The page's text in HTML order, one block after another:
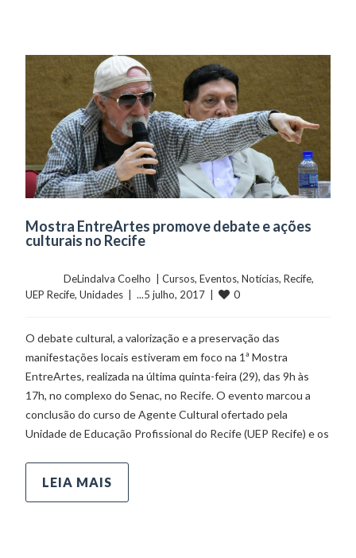
Mostra EntreArtes promove debate e ações
culturais no Recife
	    	DeLindalva Coelho  |
Cursos, Eventos, Notícias, Recife
UEP Recife, Unidades
  |  ...5 julho, 2017  |
0
O debate cultural, a valorização e a preservação das
manifestações locais estiveram em foco na 1ª Mostra
EntreArtes, realizada na última quinta-feira (29), das 9h às
17h, no complexo do Senac, no Recife. O evento marcou a
conclusão do curso de Agente Cultural ofertado pela
Unidade de Educação Profissional do Recife (UEP Recife) e os
LEIA MAIS